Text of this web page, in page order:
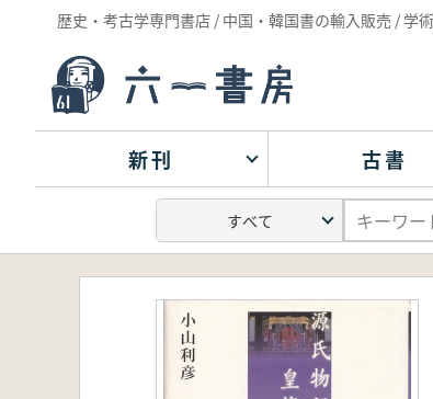
歴史・考古学専門書店 / 中国・韓国書の輸入販売 / 学
新刊 古書